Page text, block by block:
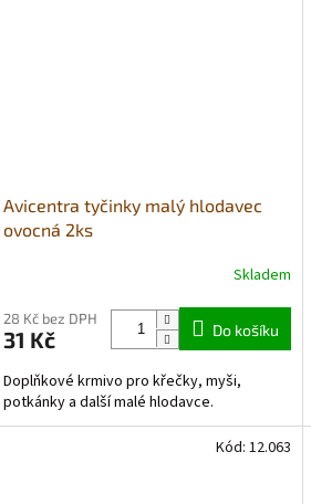
Avicentra tyčinky malý hlodavec
ovocná 2ks
Skladem
28 Kč bez DPH
31 Kč Do košíku
Doplňkové krmivo pro křečky, myši,
potkánky a další malé hlodavce.
Kód: 12.063